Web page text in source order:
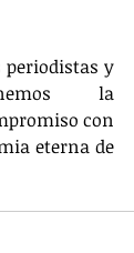
periodistas y
la
con
eterna de